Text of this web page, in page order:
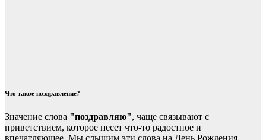
Что такое поздравление?
Значение слова "поздравляю", чаще связывают с
приветствием, которое несет что-то радостное и